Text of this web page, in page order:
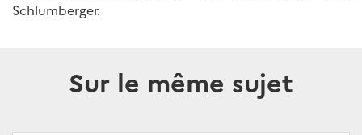
Schlumberger.
Sur le même sujet